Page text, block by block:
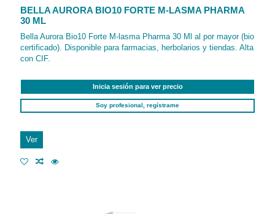
BELLA AURORA BIO10 FORTE M-LASMA PHARMA
30 ML
Bella Aurora Bio10 Forte M-lasma Pharma 30 Ml al por mayor (bio
certificado). Disponible para farmacias, herbolarios y tiendas. Alta
con CIF.
Inicia sesión para ver precio
Soy profesional, regístrame
Ver